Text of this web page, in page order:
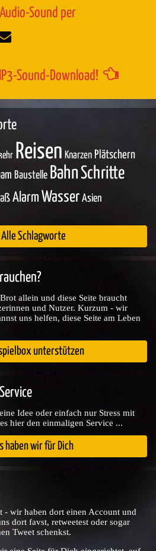
Sound per
Sound-Download!
Reisen Knarzen Plätschern
Baustelle BahnSchritte
Alarm Wasser Asien
Alle Schlagworte
allein und diese Seite braucht
und Nutzer. Kurzum - wir
uns helfen, diese Seite am Leben
unterstützen
Idee oder einfach nur Stress mit
hier den einmaligen Service ...
haben wir für Dich
- wir haben dort einen Account und
dort favst, retweetest oder sogar
Tweet schenkst.